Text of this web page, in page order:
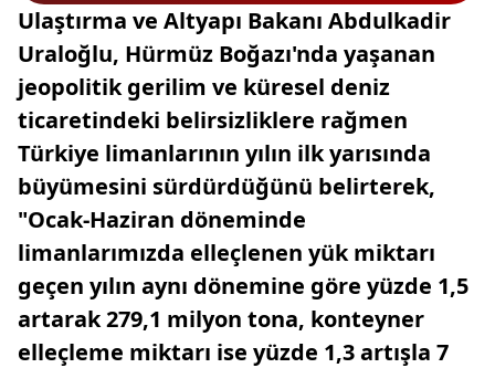
Ulaştırma ve Altyapı Bakanı Abdulkadir
Uraloğlu, Hürmüz Boğazı'nda yaşanan
jeopolitik gerilim ve küresel deniz
ticaretindeki belirsizliklere rağmen
Türkiye limanlarının yılın ilk yarısında
büyümesini sürdürdüğünü belirterek,
"Ocak-Haziran döneminde
limanlarımızda elleçlenen yük miktarı
geçen yılın aynı dönemine göre yüzde 1,5
artarak 279,1 milyon tona, konteyner
elleçleme miktarı ise yüzde 1,3 artışla 7